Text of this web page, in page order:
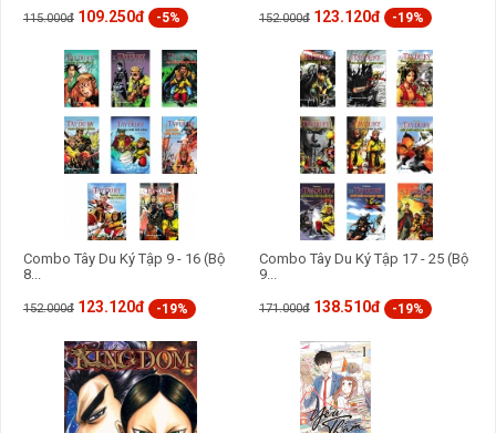
115.000đ 109.250đ -5% 152.000đ 123.120đ -19%
Combo Tây Du Ký Tập 9 - 16 (Bộ
8...
152.000đ 123.120đ -19%
Combo Tây Du Ký Tập 17 - 25 (Bộ
9...
171.000đ 138.510đ -19%